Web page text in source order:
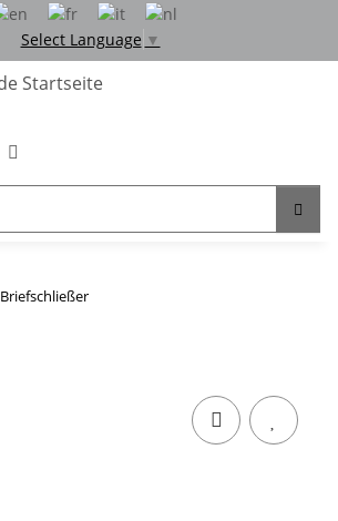
Select Language ▼
Briefschließer